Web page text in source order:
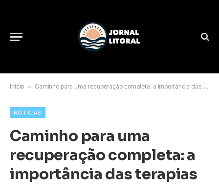
Início » Caminho para uma recuperação completa: a importância das terapias complementares no pós-operatório
NOTÍCIAS
Caminho para uma
recuperação completa: a
importância das terapias